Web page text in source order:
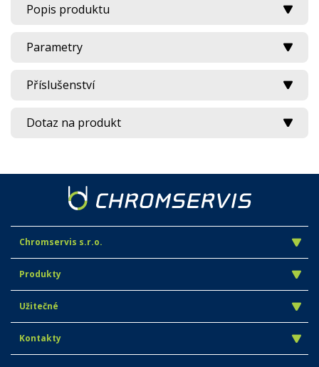
Popis produktu
Parametry
Příslušenství
Dotaz na produkt
Chromservis s.r.o.
Produkty
Užitečné
Kontakty